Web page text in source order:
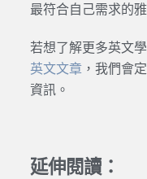
最符合自己需求的
若想了解更多英文
英文文章，我們會
資訊。
延伸閱讀：